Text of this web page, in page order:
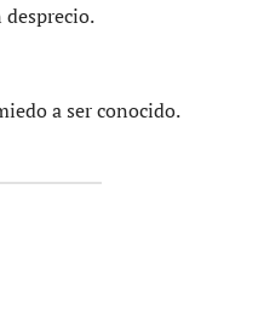
desprecio.
a ser conocido.